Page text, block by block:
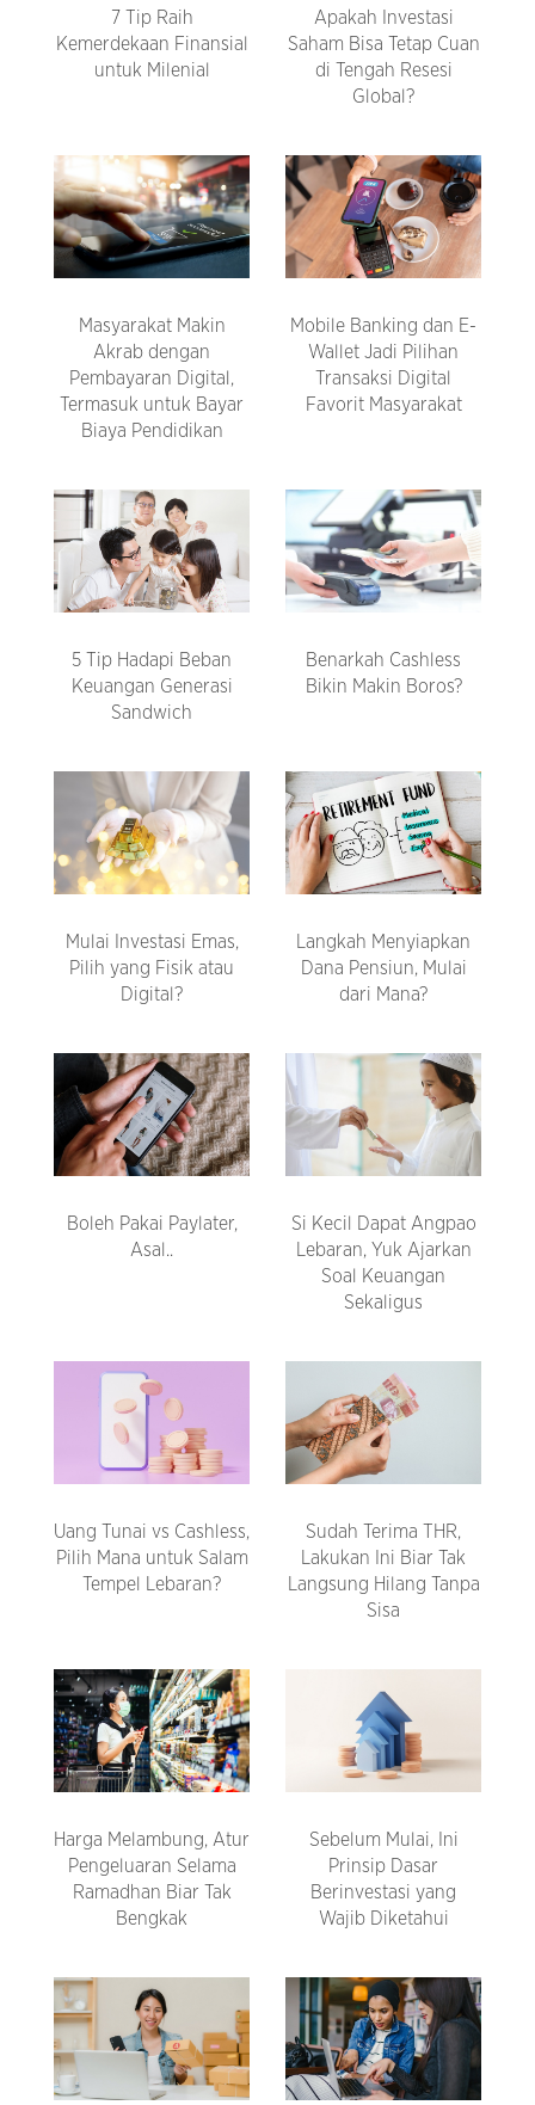
7 Tip Raih
Kemerdekaan Finansial
untuk Milenial
Apakah Investasi
Saham Bisa Tetap Cuan
di Tengah Resesi
Global?
Masyarakat Makin
Akrab dengan
Pembayaran Digital,
Termasuk untuk Bayar
Biaya Pendidikan
Mobile Banking dan E-
Wallet Jadi Pilihan
Transaksi Digital
Favorit Masyarakat
5 Tip Hadapi Beban
Keuangan Generasi
Sandwich
Benarkah Cashless
Bikin Makin Boros?
Mulai Investasi Emas,
Pilih yang Fisik atau
Digital?
Langkah Menyiapkan
Dana Pensiun, Mulai
dari Mana?
Boleh Pakai Paylater,
Asal..
Si Kecil Dapat Angpao
Lebaran, Yuk Ajarkan
Soal Keuangan
Sekaligus
Uang Tunai vs Cashless,
Pilih Mana untuk Salam
Tempel Lebaran?
Sudah Terima THR,
Lakukan Ini Biar Tak
Langsung Hilang Tanpa
Sisa
Harga Melambung, Atur
Pengeluaran Selama
Ramadhan Biar Tak
Bengkak
Sebelum Mulai, Ini
Prinsip Dasar
Berinvestasi yang
Wajib Diketahui